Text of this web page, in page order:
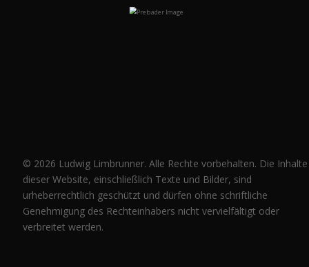
© 2026 Ludwig Limbrunner. Alle Rechte vorbehalten. Die Inhalte
dieser Website, einschließlich Texte und Bilder, sind
urheberrechtlich geschützt und dürfen ohne schriftliche
Genehmigung des Rechteinhabers nicht vervielfältigt oder
verbreitet werden.